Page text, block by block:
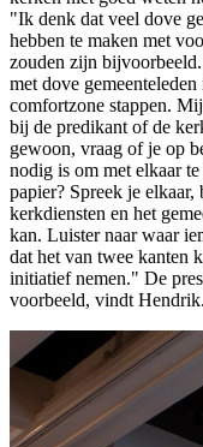
"Ik denk dat veel dove
hebben te maken met
zouden zijn
met dove
comfortzone stappen.
bij de predikant of de
gewoon, vraag of je op
nodig is om met elkaar
papier? Spreek je
kerkdiensten en het
kan. Luister naar waar
dat het van twee kanten
initiatief nemen." De
voorbeeld, vindt Hendrik.